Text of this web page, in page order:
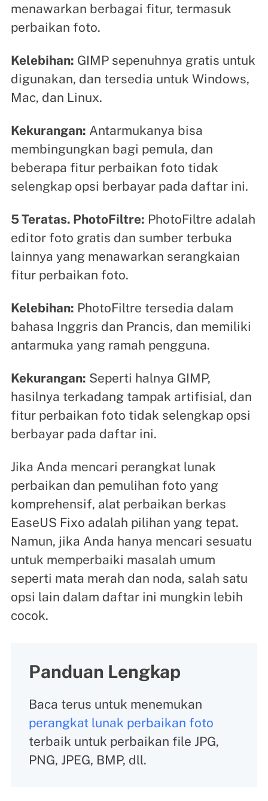
menawarkan berbagai fitur, termasuk
perbaikan foto.
Kelebihan: GIMP sepenuhnya gratis untuk
digunakan, dan tersedia untuk Windows,
Mac, dan Linux.
Kekurangan: Antarmukanya bisa
membingungkan bagi pemula, dan
beberapa fitur perbaikan foto tidak
selengkap opsi berbayar pada daftar ini.
5 Teratas. PhotoFiltre: PhotoFiltre adalah
editor foto gratis dan sumber terbuka
lainnya yang menawarkan serangkaian
fitur perbaikan foto.
Kelebihan: PhotoFiltre tersedia dalam
bahasa Inggris dan Prancis, dan memiliki
antarmuka yang ramah pengguna.
Kekurangan: Seperti halnya GIMP,
hasilnya terkadang tampak artifisial, dan
fitur perbaikan foto tidak selengkap opsi
berbayar pada daftar ini.
Jika Anda mencari perangkat lunak
perbaikan dan pemulihan foto yang
komprehensif, alat perbaikan berkas
EaseUS Fixo adalah pilihan yang tepat.
Namun, jika Anda hanya mencari sesuatu
untuk memperbaiki masalah umum
seperti mata merah dan noda, salah satu
opsi lain dalam daftar ini mungkin lebih
cocok.
Panduan Lengkap
Baca terus untuk menemukan
perangkat lunak perbaikan foto
terbaik untuk perbaikan file JPG,
PNG, JPEG, BMP, dll.